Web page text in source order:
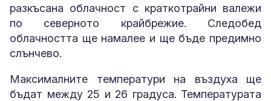
разкъсана облачност с краткотрайни валежи
по северното крайбрежие. Следобед
облачността ще намалее и ще бъде предимно
слънчево.
Максималните температури на въздуха ще
бъдат между 25 и 26 градуса. Температурата